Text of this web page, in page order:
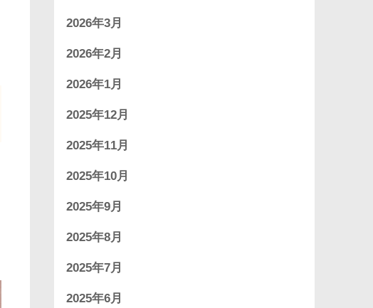
2026年3月
2026年2月
2026年1月
2025年12月
2025年11月
2025年10月
2025年9月
2025年8月
2025年7月
2025年6月